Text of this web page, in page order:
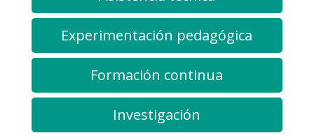
Experimentación pedagógica
Formación continua
Investigación